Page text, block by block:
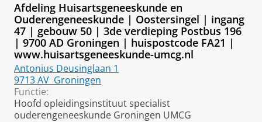
Afdeling Huisartsgeneeskunde en
Ouderengeneeskunde | Oostersingel | ingang
47 | gebouw 50 | 3de verdieping Postbus 196
| 9700 AD Groningen | huispostcode FA21 |
www.huisartsgeneeskunde-umcg.nl
Antonius Deusinglaan 1
9713 AV Groningen
Functie:
Hoofd opleidingsinstituut specialist
ouderengeneeskunde Groningen UMCG